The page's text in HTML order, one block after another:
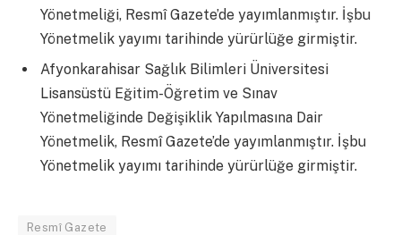
Yönetmeliği, Resmî Gazete’de yayımlanmıştır. İşbu
Yönetmelik yayımı tarihinde yürürlüğe girmiştir.
Afyonkarahisar Sağlık Bilimleri Üniversitesi
Lisansüstü Eğitim-Öğretim ve Sınav
Yönetmeliğinde Değişiklik Yapılmasına Dair
Yönetmelik, Resmî Gazete’de yayımlanmıştır. İşbu
Yönetmelik yayımı tarihinde yürürlüğe girmiştir.
Resmî Gazete